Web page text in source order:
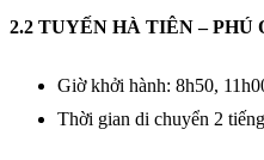
2.2 TUYẾN HÀ TIÊN – PHÚ
Giờ khởi hành: 8h50,
Thời gian di chuyển 2 tiếng